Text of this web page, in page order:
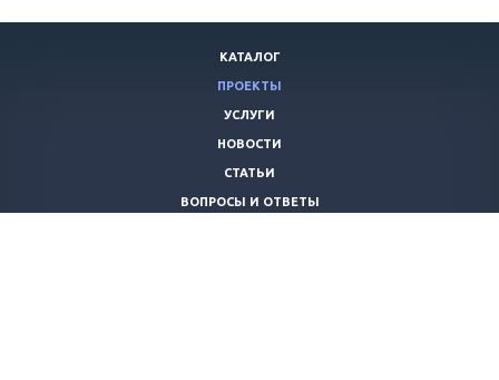
КАТАЛОГ
ПРОЕКТЫ
УСЛУГИ
НОВОСТИ
СТАТЬИ
ВОПРОСЫ И ОТВЕТЫ